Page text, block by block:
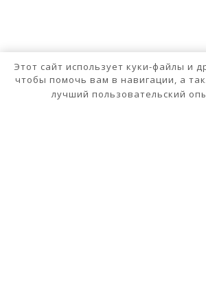
Этот сайт использует куки-файлы и
чтобы помочь вам в навигации, а
лучший пользовательский